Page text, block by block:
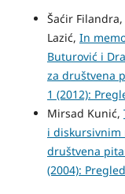
Šaćir
Lazić, In
Buturović i
za društvena
1 (2012):
Mirsad Kunić,
i diskursivnim
društvena
(2004): Pregled